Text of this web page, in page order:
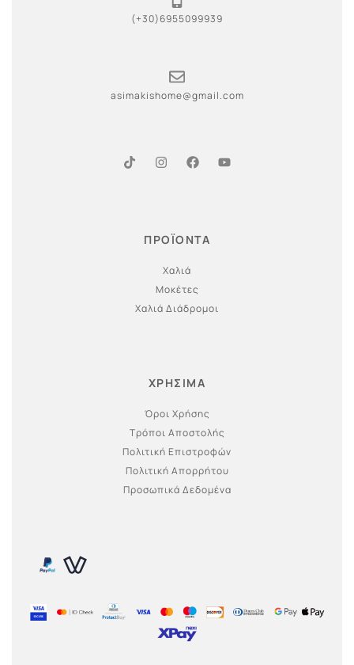
(+30)6955099939
asimakishome@gmail.com
ΠΡΟΪΟΝΤΑ
Χαλιά
Μοκέτες
Χαλιά Διάδρομοι
ΧΡΗΣΙΜΑ
Όροι Χρήσης
Τρόποι Αποστολής
Πολιτική Επιστροφών
Πολιτική Απορρήτου
Προσωπικά Δεδομένα